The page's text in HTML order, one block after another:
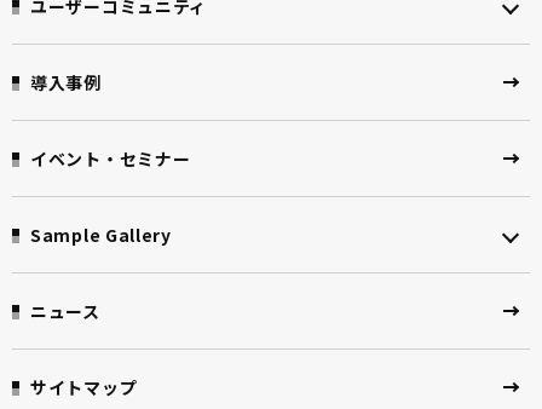
ユーザーコミュニティ
導入事例
イベント・セミナー
Sample Gallery
ニュース
サイトマップ